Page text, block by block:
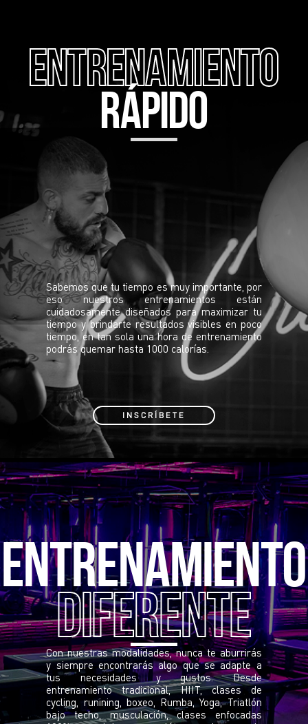
Entrenamiento
rápido
Sabemos que tu tiempo es muy importante, por
eso nuestros entrenamientos están
cuidadosamente diseñados para maximizar tu
tiempo y brindarte resultados visibles en poco
tiempo, en tan sola una hora de entrenamiento
podrás quemar hasta 1000 calorías.
INSCRÍBETE
Con nuestras modalidades, nunca te aburrirás
y siempre encontrarás algo que se adapte a
tus necesidades y gustos. Desde
entrenamiento tradicional, HIIT, clases de
cycling, runining, boxeo, Rumba, Yoga, Triatlón
bajo techo, musculación, clases enfocadas
ENTRENAMIENTO
DIFERENTE